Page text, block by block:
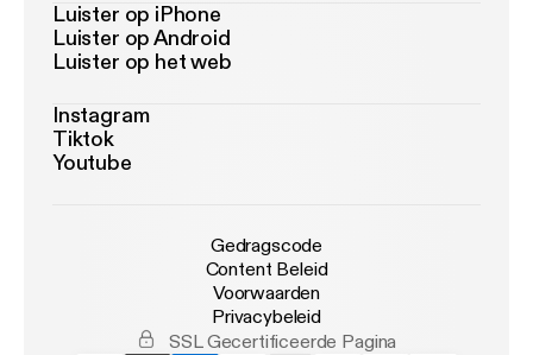
Luister op iPhone
Luister op Android
Luister op het web
Instagram
Tiktok
Youtube
Gedragscode
Content Beleid
Voorwaarden
Privacybeleid
SSL Gecertificeerde Pagina